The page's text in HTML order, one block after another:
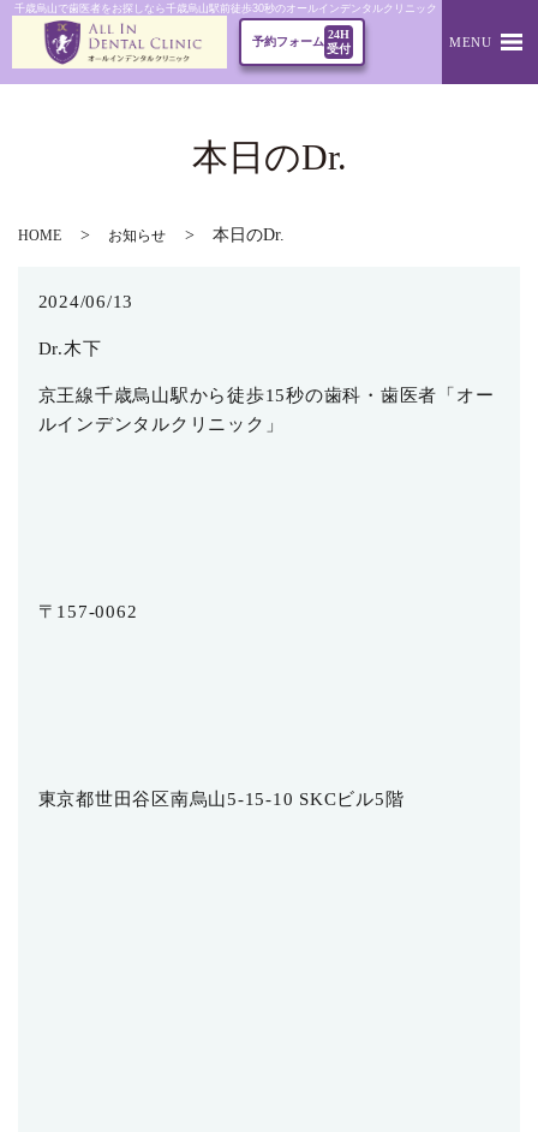
千歳烏山で歯医者をお探しなら千歳烏山駅前徒歩30秒のオールインデンタルクリニック｜本日のDr.
予約フォーム
24H
受付
MENU
本日のDr.
HOME お知らせ 本日のDr.
2024/06/13
Dr.木下
京王線千歳烏山駅から徒歩15秒の歯科・歯医者「オー
ルインデンタルクリニック」
〒157-0062
東京都世田谷区南烏山5-15-10 SKCビル5階